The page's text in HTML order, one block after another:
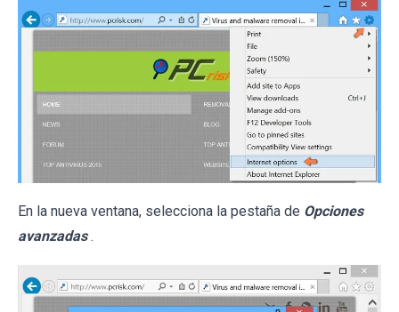
En la nueva ventana, selecciona la pestaña de Opciones
avanzadas .